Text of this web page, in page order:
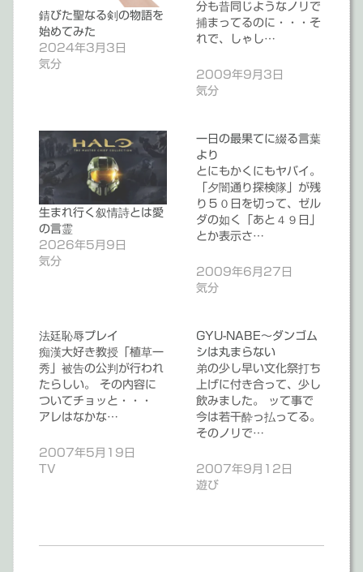
錆びた聖なる剣の物語を
始めてみた
2024年3月3日
気分
分も昔同じようなノリで
捕まってるのに・・・そ
れで、しゃし…
2009年9月3日
気分
生まれ行く叙情詩とは愛
の言霊
2026年5月9日
気分
一日の最果てに綴る言葉
より
とにもかくにもヤバイ。
「夕闇通り探検隊」が残
り５０日を切って、ゼル
ダの如く「あと４９日」
とか表示さ…
2009年6月27日
気分
法廷恥辱プレイ
痴漢大好き教授「植草一
秀」被告の公判が行われ
たらしい。 その内容に
ついてチョッと・・・
アレはなかな…
2007年5月19日
TV
GYU-NABE～ダンゴム
シは丸まらない
弟の少し早い文化祭打ち
上げに付き合って、少し
飲みました。 ッて事で
今は若干酔っ払ってる。
そのノリで…
2007年9月12日
遊び